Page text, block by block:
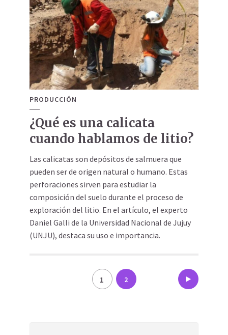
PRODUCCIÓN
¿Qué es una calicata
cuando hablamos de litio?
Las calicatas son depósitos de salmuera que
pueden ser de origen natural o humano. Estas
perforaciones sirven para estudiar la
composición del suelo durante el proceso de
exploración del litio. En el artículo, el experto
Daniel Galli de la Universidad Nacional de Jujuy
(UNJU), destaca su uso e importancia.
Paginación 1 2